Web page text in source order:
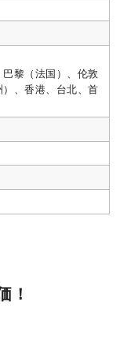
黎（法国）、伦敦
）、香港、台北、首
！